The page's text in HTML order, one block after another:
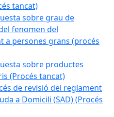
tancat)
sobre grau de
fenomen del
a persones grans (procés
sobre productes
(Procés tancat)
de revisió del reglament
a Domicili (SAD) (Procés